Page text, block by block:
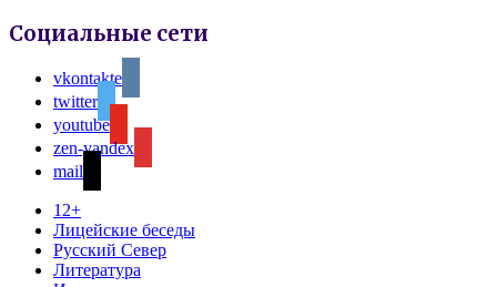
Социальные сети
vkontakte
twitter
youtube
zen-yandex
mail
12+
Лицейские беседы
Русский Север
Литература